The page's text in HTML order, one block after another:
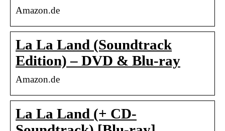
Amazon.de
La La Land (Soundtrack
Edition) – DVD & Blu-ray
Amazon.de
La La Land (+ CD-